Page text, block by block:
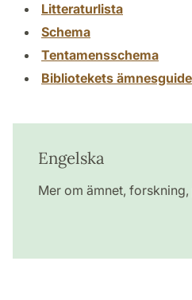
Litteraturlista
Schema
Tentamensschema
Bibliotekets ämnesguide
Engelska
Mer om ämnet,